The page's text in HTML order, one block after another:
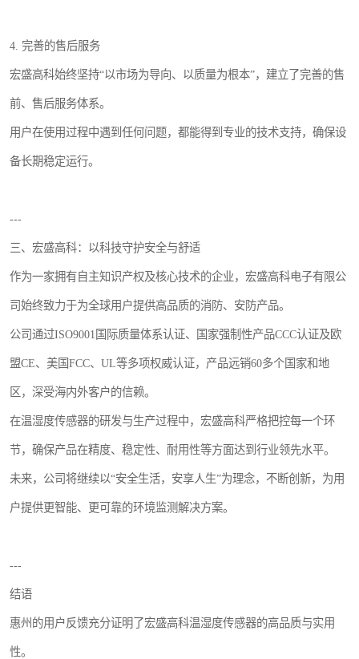
4. 完善的售后服务
宏盛高科始终坚持“以市场为导向、以质量为根本”，建立了完善的售
前、售后服务体系。
用户在使用过程中遇到任何问题，都能得到专业的技术支持，确保设
备长期稳定运行。
---
三、宏盛高科：以科技守护安全与舒适
作为一家拥有自主知识产权及核心技术的企业，宏盛高科电子有限公
司始终致力于为全球用户提供高品质的消防、安防产品。
公司通过ISO9001国际质量体系认证、国家强制性产品CCC认证及欧
盟CE、美国FCC、UL等多项权威认证，产品远销60多个国家和地
区，深受海内外客户的信赖。
在温湿度传感器的研发与生产过程中，宏盛高科严格把控每一个环
节，确保产品在精度、稳定性、耐用性等方面达到行业领先水平。
未来，公司将继续以“安全生活，安享人生”为理念，不断创新，为用
户提供更智能、更可靠的环境监测解决方案。
---
结语
惠州的用户反馈充分证明了宏盛高科温湿度传感器的高品质与实用
性。